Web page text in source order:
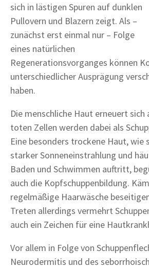
sich in lästigen Spuren auf dunklen
Pullovern und Blazern zeigt. Als –
zunächst erst einmal nur – Folge
eines natürlichen
Regenerationsvorganges können
unterschiedlicher Ausprägung
haben.
Die menschliche Haut erneuert sich
toten Zellen werden dabei als
Eine besonders trockene Haut, wie
starker Sonneneinstrahlung und
Baden und Schwimmen auftritt,
auch die Kopfschuppenbildung.
regelmäßige Haarwäsche
Treten allerdings vermehrt
auch ein Zeichen für eine
Vor allem in Folge von
Neurodermitis und des